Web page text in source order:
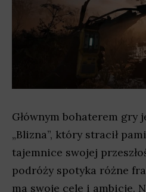
Głównym bohaterem gry
„Blizna”, który stracił
tajemnice swojej
podróży spotyka różne
ma swoje cele i ambicje.